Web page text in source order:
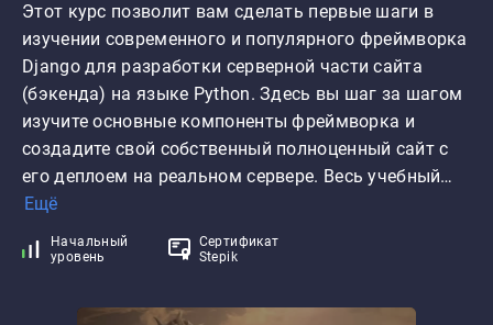
Этот курс позволит вам сделать первые шаги в
изучении современного и популярного фреймворка
Django для разработки серверной части сайта
(бэкенда) на языке Python. Здесь вы шаг за шагом
изучите основные компоненты фреймворка и
создадите свой собственный полноценный сайт с
его деплоем на реальном сервере. Весь учебный…
Ещё
Начальный
уровень
Сертификат
Stepik